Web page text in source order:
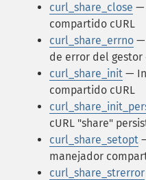
curl_share_close —
compartido cURL
curl_share_errno —
de error del gestor
curl_share_init —
compartido cURL
cURL "share"
curl_share_setopt
manejador
curl_share_strerror